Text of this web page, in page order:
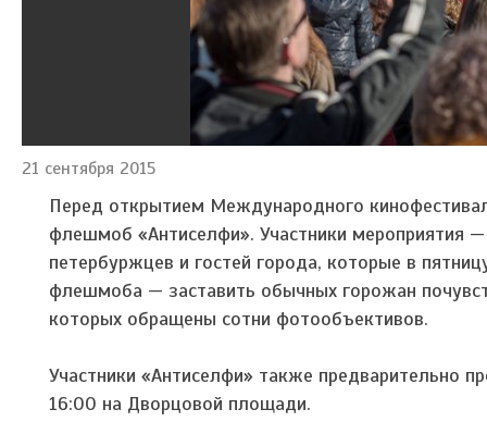
21 сентября 2015
Перед открытием Международного
флешмоб «Антиселфи». Участники мероприятия
петербуржцев и гостей города, которые в
флешмоба — заставить обычных горожан
которых обращены сотни фотообъективов.
Участники «Антиселфи» также предварительно
16:00 на Дворцовой площади.